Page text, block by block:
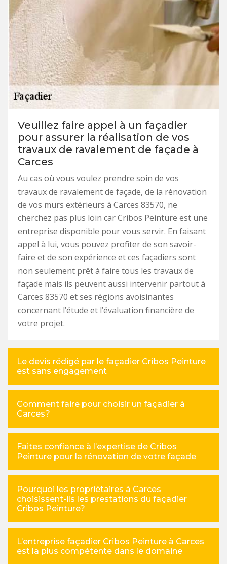
Veuillez faire appel à un façadier
pour assurer la réalisation de vos
travaux de ravalement de façade à
Carces
Au cas où vous voulez prendre soin de vos
travaux de ravalement de façade, de la rénovation
de vos murs extérieurs à Carces 83570, ne
cherchez pas plus loin car Cribos Peinture est une
entreprise disponible pour vous servir. En faisant
appel à lui, vous pouvez profiter de son savoir-
faire et de son expérience et ces façadiers sont
non seulement prêt à faire tous les travaux de
façade mais ils peuvent aussi intervenir partout à
Carces 83570 et ses régions avoisinantes
concernant l’étude et l’évaluation financière de
votre projet.
Le devis rédigé par le façadier Cribos Peinture
est sans engagement
Comment faire pour choisir un façadier à
Carces?
Faites confiance à l’expertise de Cribos
Peinture pour la rénovation de votre façade
Pourquoi les propriétaires à Carces
choisissent-ils les prestations du façadier
Cribos Peinture?
L’entreprise façadier Cribos Peinture à Carces
est la plus compétente dans le domaine